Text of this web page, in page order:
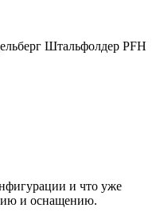
Штальфолдер PFH
и что уже
и оснащению.